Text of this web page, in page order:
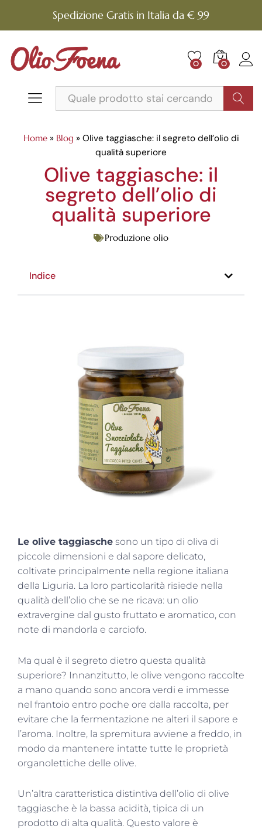
Spedizione Gratis in Italia da € 99
0 0
Home» Blog » Olive taggiasche: il segreto dell’olio di
qualità superiore
Olive taggiasche: il
segreto dell’olio di
qualità superiore
Produzione olio
Indice
Le olive taggiasche sono un tipo di oliva di
piccole dimensioni e dal sapore delicato,
coltivate principalmente nella regione italiana
della Liguria. La loro particolarità risiede nella
qualità dell’olio che se ne ricava: un olio
extravergine dal gusto fruttato e aromatico, con
note di mandorla e carciofo.
Ma qual è il segreto dietro questa qualità
superiore? Innanzitutto, le olive vengono raccolte
a mano quando sono ancora verdi e immesse
nel frantoio entro poche ore dalla raccolta, per
evitare che la fermentazione ne alteri il sapore e
l’aroma. Inoltre, la spremitura avviene a freddo, in
modo da mantenere intatte tutte le proprietà
organolettiche delle olive.
Un’altra caratteristica distintiva dell’olio di olive
taggiasche è la bassa acidità, tipica di un
prodotto di alta qualità. Questo valore è